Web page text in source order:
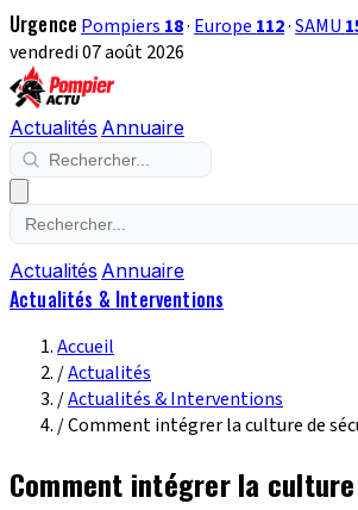
Urgence Pompiers 18· Europe 112·SAMU
vendredi 07 août 2026
Actualités Annuaire
Actualités Annuaire
Actualités & Interventions
Accueil
/Actualités
/Actualités & Interventions
/Comment intégrer la culture de
Comment intégrer la